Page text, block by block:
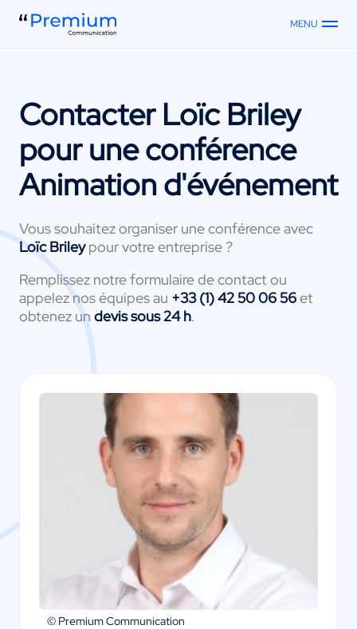
MENU
ContacterLoïc Briley
pour une conférence
Animation d'événement
Vous souhaitez organiser une conférence avec
Loïc Brileypour votre entreprise ?
Remplissez notre formulaire de contact ou
appelez nos équipes au +33 (1) 42 50 06 56et
obtenez un devis sous 24 h.
© Premium Communication